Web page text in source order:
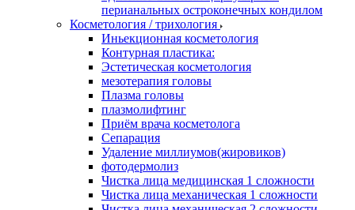
перианальных остроконечных кондилом
Косметология / трихология
Иньекционная косметология
Контурная пластика:
Эстетическая косметология
мезотерапия головы
Плазма головы
плазмолифтинг
Приём врача косметолога
Сепарация
Удаление миллиумов(жировиков)
фотодермолиз
Чистка лица медицинская 1 сложности
Чистка лица механическая 1 сложности